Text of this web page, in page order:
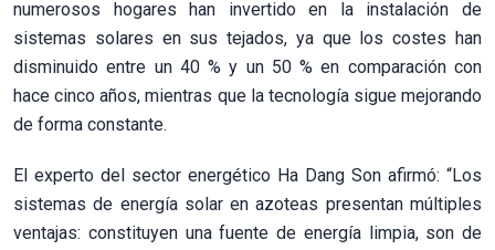
numerosos hogares han invertido en la instalación de
sistemas solares en sus tejados, ya que los costes han
disminuido entre un 40 % y un 50 % en comparación con
hace cinco años, mientras que la tecnología sigue mejorando
de forma constante.
El experto del sector energético Ha Dang Son afirmó: “Los
sistemas de energía solar en azoteas presentan múltiples
ventajas: constituyen una fuente de energía limpia, son de